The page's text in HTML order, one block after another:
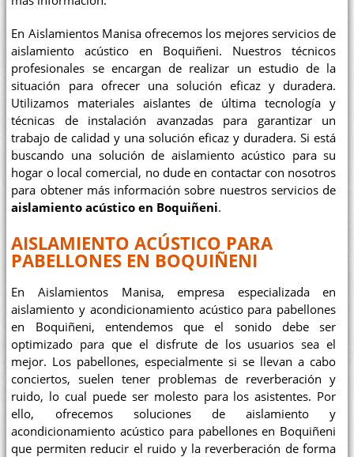
En Aislamientos Manisa ofrecemos los mejores servicios de
aislamiento acústico en Boquiñeni. Nuestros técnicos
profesionales se encargan de realizar un estudio de la
situación para ofrecer una solución eficaz y duradera.
Utilizamos materiales aislantes de última tecnología y
técnicas de instalación avanzadas para garantizar un
trabajo de calidad y una solución eficaz y duradera. Si está
buscando una solución de aislamiento acústico para su
hogar o local comercial, no dude en contactar con nosotros
para obtener más información sobre nuestros servicios de
aislamiento acústico en Boquiñeni.
AISLAMIENTO ACÚSTICO PARA
PABELLONES EN BOQUIÑENI
En Aislamientos Manisa, empresa especializada en
aislamiento y acondicionamiento acústico para pabellones
en Boquiñeni, entendemos que el sonido debe ser
optimizado para que el disfrute de los usuarios sea el
mejor. Los pabellones, especialmente si se llevan a cabo
conciertos, suelen tener problemas de reverberación y
ruido, lo cual puede ser molesto para los asistentes. Por
ello, ofrecemos soluciones de aislamiento y
acondicionamiento acústico para pabellones en Boquiñeni
que permiten reducir el ruido y la reverberación de forma